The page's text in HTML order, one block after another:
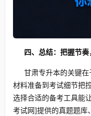
四、总结：把握节
甘肃专升本的关键在
材料准备到考试细节把
选择合适的备考工具能
考试网]提供的真题题库